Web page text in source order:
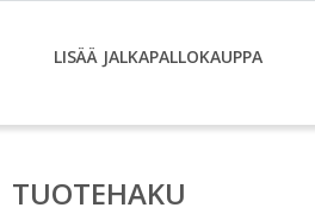
LISÄÄ JALKAPALLOKAUPPA
TUOTEHAKU